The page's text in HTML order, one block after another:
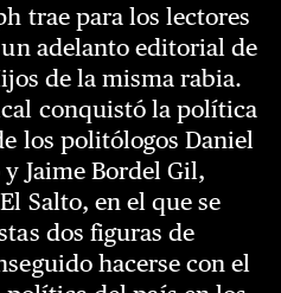
trae para los lectores
adelanto editorial de
de la misma rabia.
conquistó la política
los politólogos Daniel
Jaime Bordel Gil,
Salto, en el que se
dos figuras de
hacerse con el